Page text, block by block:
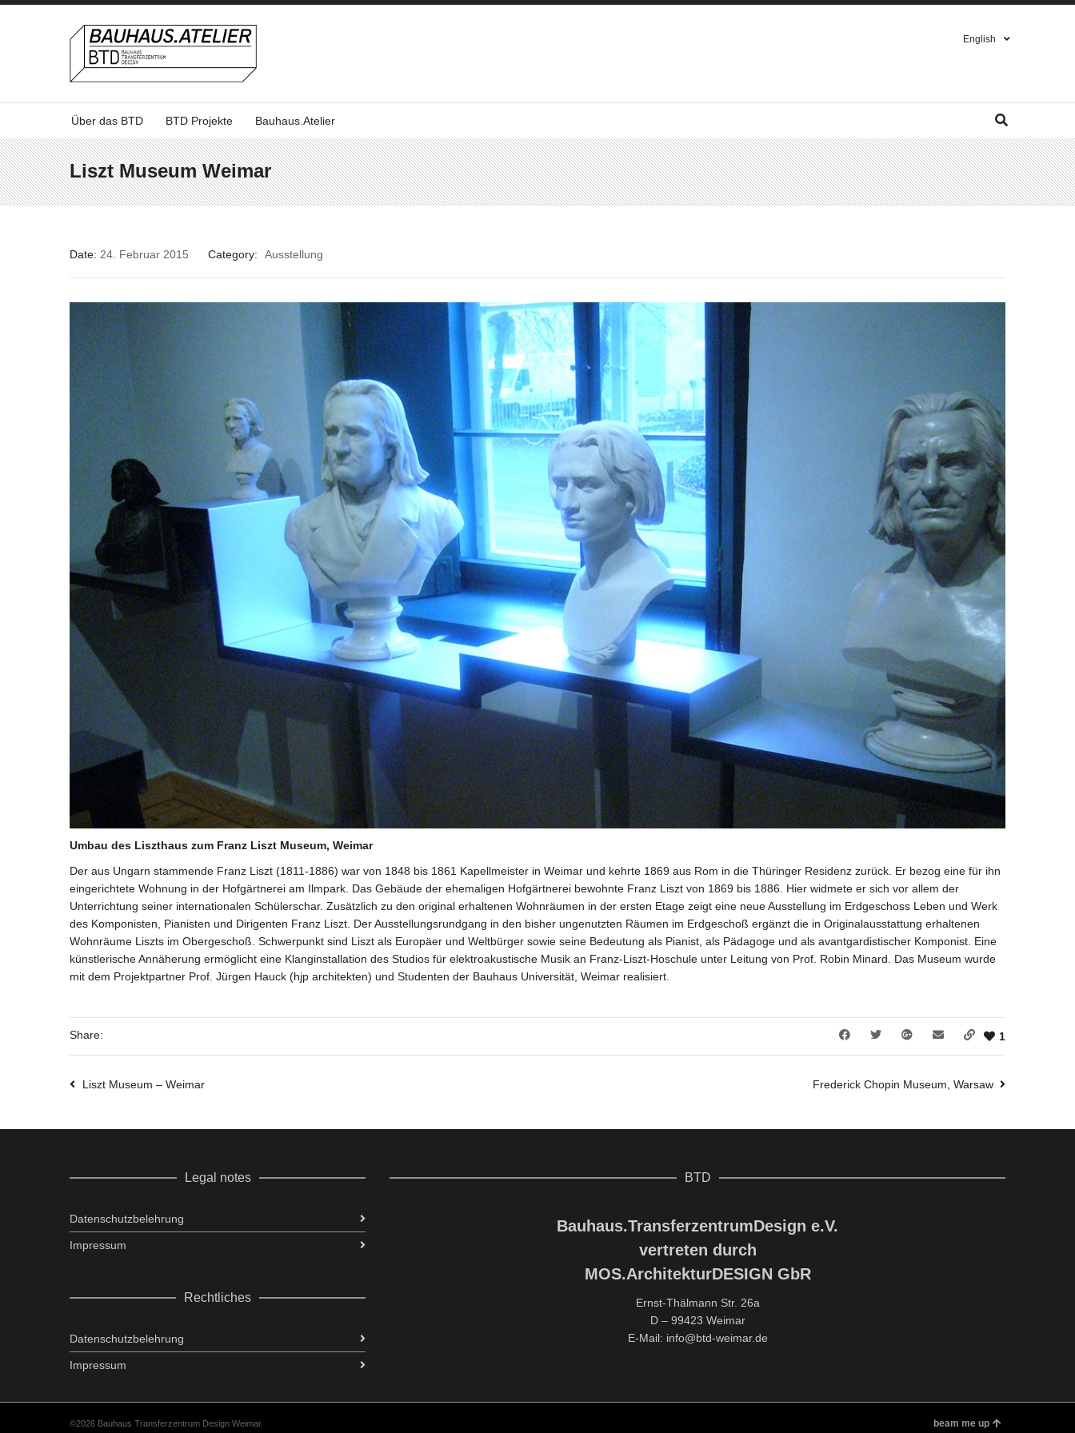
English
Über das BTD BTD Projekte Bauhaus.Atelier
Liszt Museum Weimar
Date: 24. Februar 2015 Category: Ausstellung
Umbau des Liszthaus zum Franz Liszt Museum, Weimar
Der aus Ungarn stammende Franz Liszt (1811-1886) war von 1848 bis 1861 Kapellmeister in Weimar und kehrte 1869 aus Rom in die Thüringer Residenz zurück. Er bezog eine für ihn
eingerichtete Wohnung in der Hofgärtnerei am Ilmpark. Das Gebäude der ehemaligen Hofgärtnerei bewohnte Franz Liszt von 1869 bis 1886. Hier widmete er sich vor allem der
Unterrichtung seiner internationalen Schülerschar. Zusätzlich zu den original erhaltenen Wohnräumen in der ersten Etage zeigt eine neue Ausstellung im Erdgeschoss Leben und Werk
des Komponisten, Pianisten und Dirigenten Franz Liszt. Der Ausstellungsrundgang in den bisher ungenutzten Räumen im Erdgeschoß ergänzt die in Originalausstattung erhaltenen
Wohnräume Liszts im Obergeschoß. Schwerpunkt sind Liszt als Europäer und Weltbürger sowie seine Bedeutung als Pianist, als Pädagoge und als avantgardistischer Komponist. Eine
künstlerische Annäherung ermöglicht eine Klanginstallation des Studios für elektroakustische Musik an Franz-Liszt-Hoschule unter Leitung von Prof. Robin Minard. Das Museum wurde
mit dem Projektpartner Prof. Jürgen Hauck (hjp architekten) und Studenten der Bauhaus Universität, Weimar realisiert.
Share: 1
Liszt Museum – Weimar Frederick Chopin Museum, Warsaw
Legal notes
Datenschutzbelehrung
Impressum
Rechtliches
Datenschutzbelehrung
Impressum
BTD
Bauhaus.TransferzentrumDesign e.V.
vertreten durch
MOS.ArchitekturDESIGN GbR
Ernst-Thälmann Str. 26a
D – 99423 Weimar
E-Mail: info@btd-weimar.de
©2026 Bauhaus Transferzentrum Design Weimar beam me up